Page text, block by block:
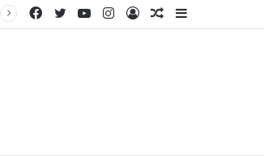
Kenar
Rastgele
Kayıt
Instagram
YouTube
Twitter
Facebook